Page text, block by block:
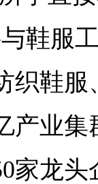
鞋服
织鞋
产业
家龙